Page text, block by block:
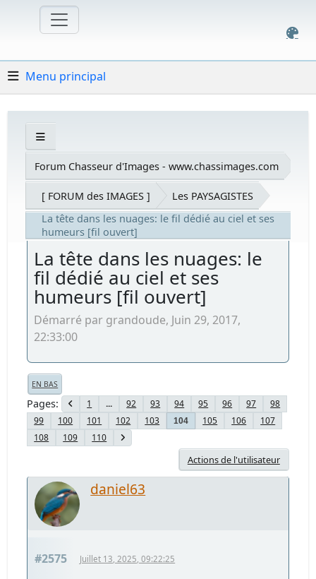
Menu principal
Forum Chasseur d'Images - www.chassimages.com
[ FORUM des IMAGES ]
Les PAYSAGISTES
La tête dans les nuages: le fil dédié au ciel et ses
humeurs [fil ouvert]
La tête dans les nuages: le
fil dédié au ciel et ses
humeurs [fil ouvert]
Démarré par grandoude, Juin 29, 2017,
22:33:00
EN BAS
Pages 1 ... 92 93 94 95 96 97
98
99
100 101 102 103 104 105 106
107
108
109 110
Actions de l'utilisateur
daniel63
#2575 Juillet 13, 2025, 09:22:25